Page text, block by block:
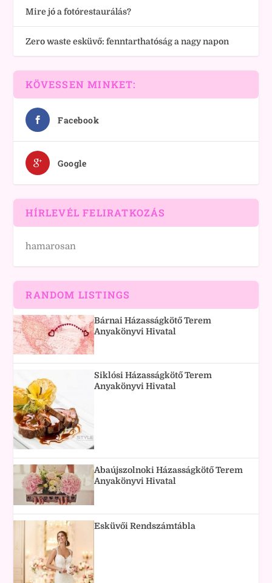
Mire jó a fotórestaurálás?
Zero waste esküvő: fenntarthatóság a nagy napon
KÖVESSEN MINKET:
Facebook
Google
HÍRLEVÉL FELIRATKOZÁS
hamarosan
RANDOM LISTINGS
Bárnai Házasságkötő Terem
Anyakönyvi Hivatal
Siklósi Házasságkötő Terem
Anyakönyvi Hivatal
Abaújszolnoki Házasságkötő Terem
Anyakönyvi Hivatal
Esküvői Rendszámtábla